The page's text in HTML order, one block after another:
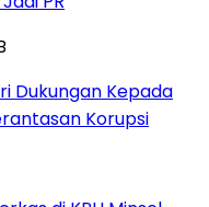
Dukungan Kepada
Korupsi